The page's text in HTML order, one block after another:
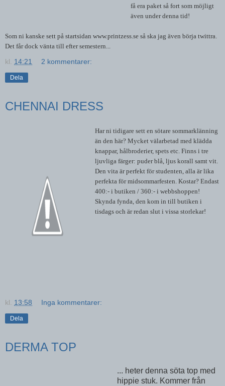
få era paket så fort som möjligt
även under denna tid!
Som ni kanske sett på startsidan www.printzess.se så ska jag även börja twittra.
Det får dock vänta till efter semestern...
kl. 14:21 2 kommentarer:
Dela
CHENNAI DRESS
Har ni tidigare sett en sötare sommarklänning
än den här? Mycket välarbetad med klädda
knappar, hålbroderier, spets etc. Finns i tre
ljuvliga färger: puder blå, ljus korall samt vit.
Den vita är perfekt för studenten, alla är lika
perfekta för midsommarfesten. Kostar? Endast
400:- i butiken / 360:- i webbshoppen!
Skynda fynda, den kom in till butiken i
tisdags och är redan slut i vissa storlekar!
kl. 13:58 Inga kommentarer:
Dela
DERMA TOP
... heter denna söta top med
hippie stuk. Kommer från